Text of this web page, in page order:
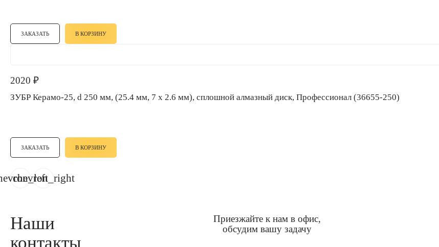
ЗАКАЗАТЬ В КОРЗИНУ
2020 ₽
ЗУБР Керамо-25, d 250 мм, (25.4 мм, 7 х 2.6 мм), сплошной алмазный диск, Профессионал (36655-250)
ЗАКАЗАТЬ В КОРЗИНУ
chevron_right
Наши
контакты
Приезжайте к нам в офис,
обсудим вашу задачу